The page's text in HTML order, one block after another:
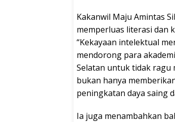
Kakanwil Maju Amintas
memperluas literasi dan
“Kekayaan intelektual
mendorong para
Selatan untuk tidak ragu
bukan hanya
peningkatan daya saing
Ia juga menambahkan